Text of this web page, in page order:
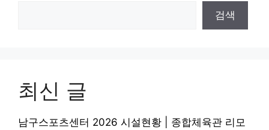
검색
최신 글
남구스포츠센터 2026 시설현황 | 종합체육관 리모